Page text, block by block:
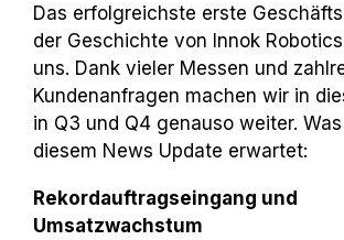
Das erfolgreichste erste
der Geschichte von Innok
uns. Dank vieler Messen und
Kundenanfragen machen wir in
in Q3 und Q4 genauso weiter.
diesem News Update erwartet:
Rekordauftragseingang und
Umsatzwachstum